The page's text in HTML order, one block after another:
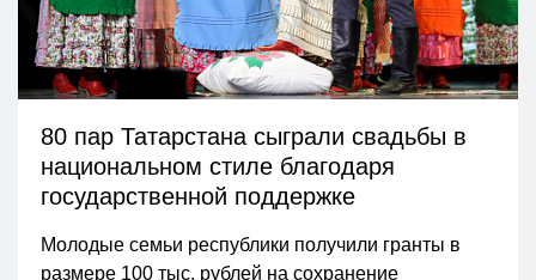
80 пар Татарстана сыграли свадьбы в
национальном стиле благодаря
государственной поддержке
Молодые семьи республики получили гранты в
размере 100 тыс. рублей на сохранение